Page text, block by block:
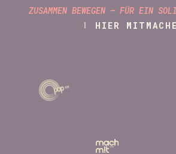
ZUSAMMEN BEWEGEN – FÜR EIN
HIER